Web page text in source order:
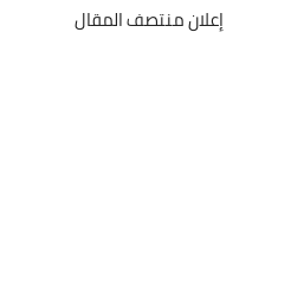
إعلان منتصف المقال